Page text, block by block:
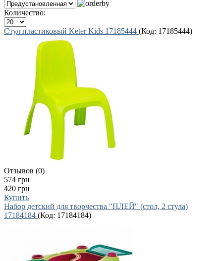
Количество:
Стул пластиковый Keter Kids 17185444 (Код: 17185444)
Отзывов (0)
574 грн
420 грн
Купить
Набор детский для творчества "ПЛЕЙ" (стол, 2 стула)
17184184 (Код: 17184184)